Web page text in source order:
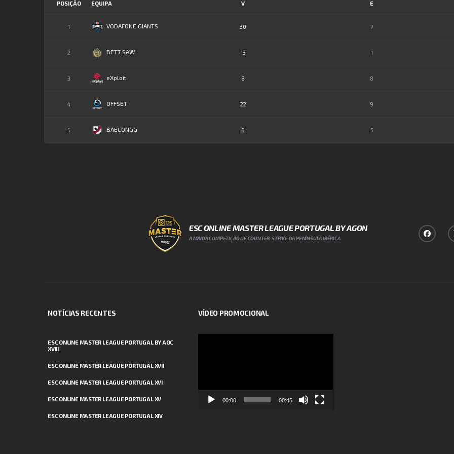
POSIÇÃO EQUIPA V E
1 VODAFONE GIANTS 30 7
2 BET7 SAW 13 1
3 eXploit 8 8
4 OFFSET 22 9
5 BAECONGG 8 5
ESC ONLINE MASTER LEAGUE PORTUGAL BY AGON
A MAIOR COMPETIÇÃO DE COUNTER-STRIKE DA PENÍNSULA IBÉRICA
NOTÍCIAS RECENTES
ESC ONLINE MASTER LEAGUE PORTUGAL BY AOC
XVIII
ESC ONLINE MASTER LEAGUE PORTUGAL XVII
ESC ONLINE MASTER LEAGUE PORTUGAL XVI
ESC ONLINE MASTER LEAGUE PORTUGAL XV
ESC ONLINE MASTER LEAGUE PORTUGAL XIV
VÍDEO PROMOCIONAL
00:00 00:45